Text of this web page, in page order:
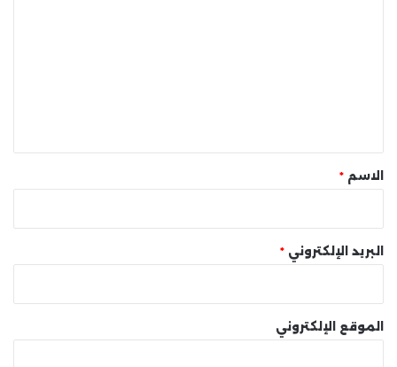
* الاسم *
البريد الإلكتروني *
الموقع الإلكتروني